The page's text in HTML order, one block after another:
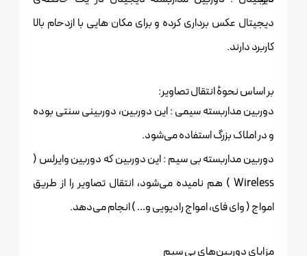
دیجیتال عکس برداری کرده و برای مکان هایی با ازدحام بالا
کاربرد دارند.
بر اساس نحوهٔ انتقال تصاویر:
دوربین مداربسته سیمی : این دوربین، دوربینی سنتی بوده
و در املاک بزرگ استفاده می‌شود.
دوربین مداربسته بی سیم : این دوربین‌ که دوربین وایرلس (
Wireless ) هم نامیده می‌شود، انتقال تصاویر را از طریق
امواج ( وای فای، امواج رادیویی و… ) انجام می‌دهد.
مزایای دوربین‌های بی سیم